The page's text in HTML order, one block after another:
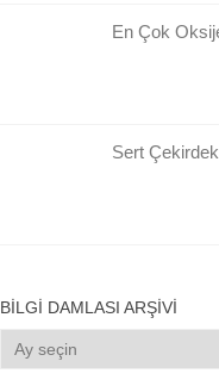
En Çok
Sert
BILGI DAMLASI ARŞIVI
Bilgi
Damlası